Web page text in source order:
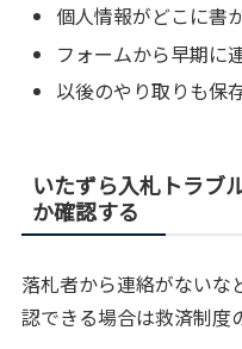
個人情報がどこに書
フォームから早期に
以後のやり取りも保
いたずら入札トラブ
か確認する
落札者から連絡がないな
認できる場合は救済制度